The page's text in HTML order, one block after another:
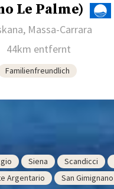
Le Palme)
Massa-Carrara
44km entfernt
Familienfreundlich
Siena Scandicci
Argentario San Gimignano